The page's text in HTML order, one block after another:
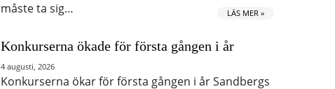
måste ta sig…
LÄS MER »
Konkurserna ökade för första gången i år
4 augusti, 2026
Konkurserna ökar för första gången i år Sandbergs